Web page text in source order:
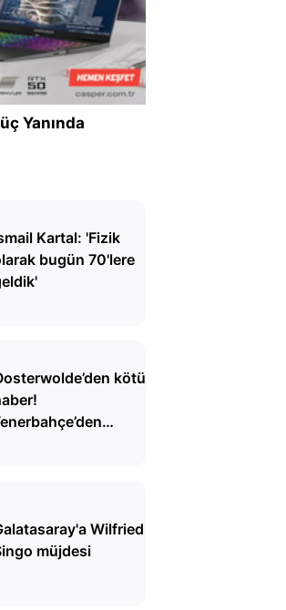
Yanında
Kartal: 'Fizik
bugün 70'lere
kötü
Wilfried
müjdesi